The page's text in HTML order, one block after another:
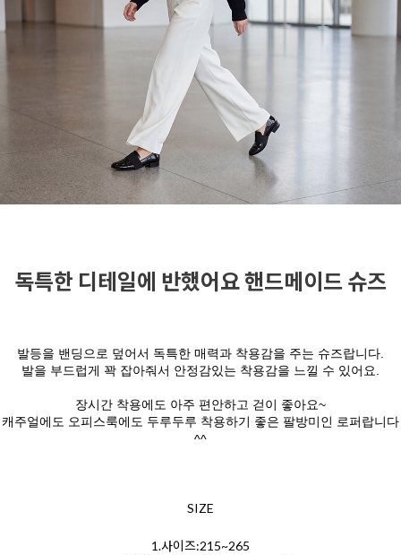
독특한 디테일에 반했어요 핸드메이드 슈즈
발등을 밴딩으로 덮어서 독특한 매력과 착용감을 주는 슈즈랍니다.
발을 부드럽게 꽉 잡아줘서 안정감있는 착용감을 느낄 수 있어요.
장시간 착용에도 아주 편안하고 걷이 좋아요~
캐주얼에도 오피스룩에도 두루두루 착용하기 좋은 팔방미인 로퍼랍니다
^^
SIZE
1.사이즈:215~265